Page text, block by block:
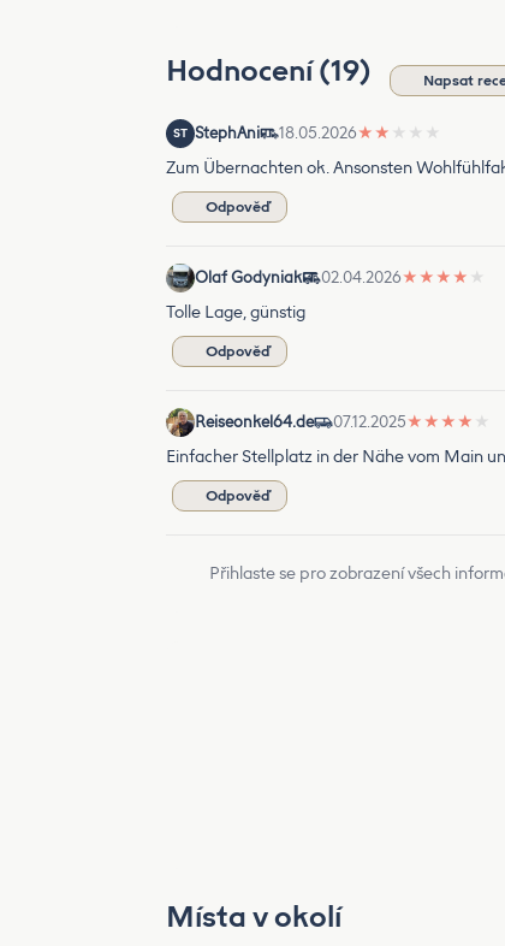
Hodnocení (19) Napsat
ST StephAni 18.05.2026★ ★ ★ ★ ★
Zum Übernachten ok. Ansonsten
Odpověď
Olaf Godyniak 02.04.2026★ ★ ★ ★ ★
Tolle Lage, günstig
Odpověď
Reiseonkel64.de 07.12.2025★ ★ ★ ★ ★
Einfacher Stellplatz in der Nähe vom Main
Odpověď
Přihlaste se pro zobrazení všech
Místa v okolí